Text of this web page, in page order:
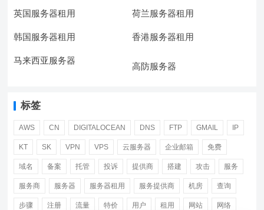
英国服务器租用 荷兰服务器租用
韩国服务器租用 香港服务器租用
马来西亚服务器
高防服务器
标签
AWS CN DIGITALOCEAN DNS FTP GMAIL IP
KT SK VPN VPS 云服务器 企业邮箱 免费
域名 备案 托管 投诉 提供商 搭建 攻击 服务
服务商 服务器 服务器租用 服务提供商 机房 查询
步骤 注册 流量 特价 用户 租用 网站 网络